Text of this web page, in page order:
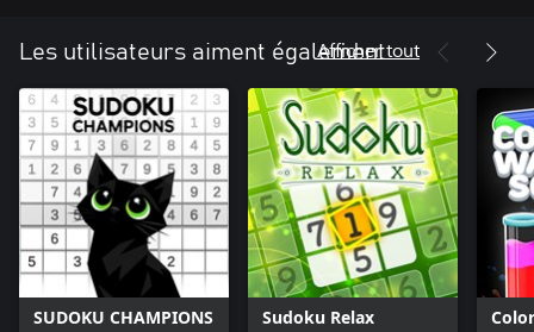
Les utilisateurs aiment également
Afficher tout
SUDOKU CHAMPIONS Sudoku Relax